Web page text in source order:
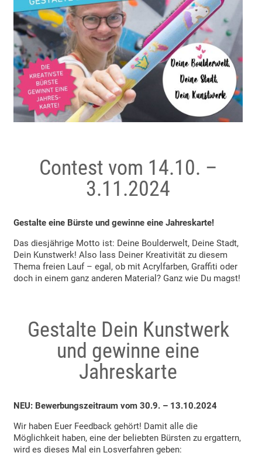
Contest vom 14.10. –
3.11.2024
Gestalte eine Bürste und gewinne eine Jahreskarte!
Das diesjährige Motto ist: Deine Boulderwelt, Deine Stadt,
Dein Kunstwerk! Also lass Deiner Kreativität zu diesem
Thema freien Lauf – egal, ob mit Acrylfarben, Graffiti oder
doch in einem ganz anderen Material? Ganz wie Du magst!
Gestalte Dein Kunstwerk
und gewinne eine
Jahreskarte
NEU: Bewerbungszeitraum vom 30.9. – 13.10.2024
Wir haben Euer Feedback gehört! Damit alle die
Möglichkeit haben, eine der beliebten Bürsten zu ergattern,
wird es dieses Mal ein Losverfahren geben: